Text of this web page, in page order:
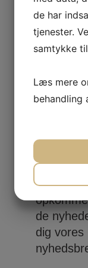
sbrev
vores
skarpe
tilbud og
de
dig vores
de har
tjenester.
samtykke
Læs mere
behandling